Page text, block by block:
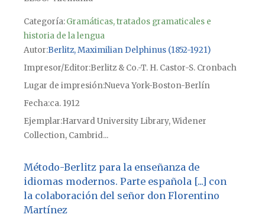
Categoría:Gramáticas, tratados gramaticales e
historia de la lengua
Autor Berlitz, Maximilian Delphinus (1852-1921)
Impresor/Editor Berlitz & Co.-T. H. Castor-S. Cronbach
Lugar de impresiónNueva York-Boston-Berlín
Fechaca. 1912
Ejemplar Harvard University Library, Widener
Collection, Cambrid...
Método-Berlitz para la enseñanza de
idiomas modernos. Parte española [...] con
la colaboración del señor don Florentino
Martínez